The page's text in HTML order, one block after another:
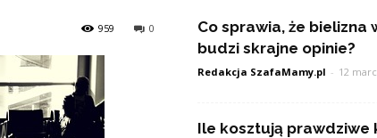
0
959
Co sprawia, że bielizna
budzi skrajne opinie?
Redakcja SzafaMamy.pl - 12
Ile kosztują prawdziwe